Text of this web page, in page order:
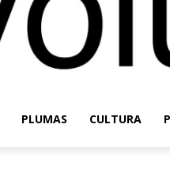
PLUMAS CULTURA